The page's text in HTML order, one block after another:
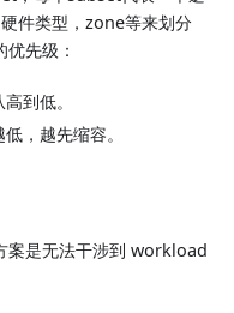
件类型，zone等来划分
先级：
到低。
，越先缩容。
案是无法干涉到 workload